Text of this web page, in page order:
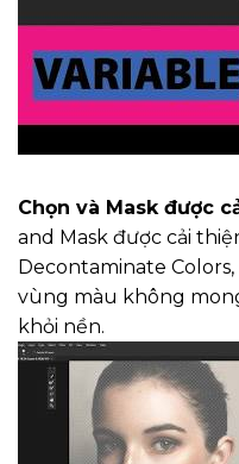
Chọn và Mask được
and Mask được cải
Decontaminate
vùng màu không
khỏi nền.